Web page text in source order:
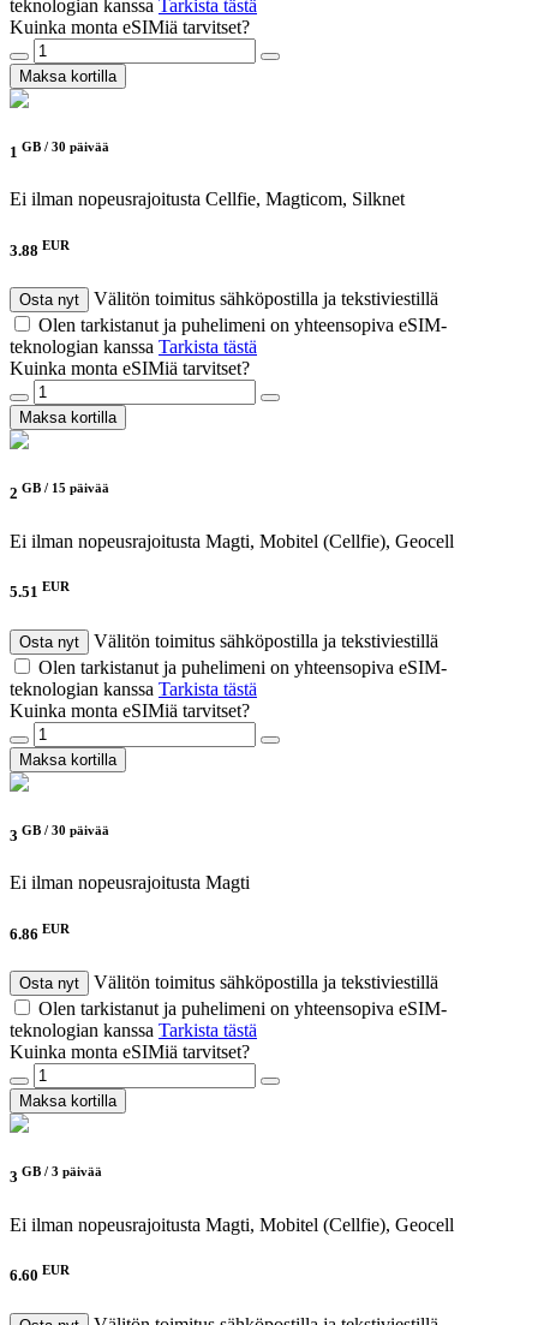
teknologian kanssa Tarkista tästä
Kuinka monta eSIMiä tarvitset?
Maksa kortilla
1 GB / 30 päivää
Ei ilman nopeusrajoitusta Cellfie, Magticom, Silknet
3.88 EUR
Osta nyt
Välitön toimitus sähköpostilla ja tekstiviestillä
Olen tarkistanut ja puhelimeni on yhteensopiva eSIM-
teknologian kanssa Tarkista tästä
Kuinka monta eSIMiä tarvitset?
Maksa kortilla
2 GB / 15 päivää
Ei ilman nopeusrajoitusta Magti, Mobitel (Cellfie), Geocell
5.51 EUR
Osta nyt
Välitön toimitus sähköpostilla ja tekstiviestillä
Olen tarkistanut ja puhelimeni on yhteensopiva eSIM-
teknologian kanssa Tarkista tästä
Kuinka monta eSIMiä tarvitset?
Maksa kortilla
3 GB / 30 päivää
Ei ilman nopeusrajoitusta Magti
6.86 EUR
Osta nyt
Välitön toimitus sähköpostilla ja tekstiviestillä
Olen tarkistanut ja puhelimeni on yhteensopiva eSIM-
teknologian kanssa Tarkista tästä
Kuinka monta eSIMiä tarvitset?
Maksa kortilla
3 GB / 3 päivää
Ei ilman nopeusrajoitusta Magti, Mobitel (Cellfie), Geocell
6.60 EUR